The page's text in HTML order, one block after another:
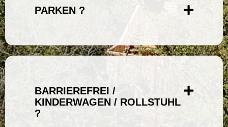
PARKEN ?
BARRIEREFREI /
KINDERWAGEN / ROLLSTUHL
?